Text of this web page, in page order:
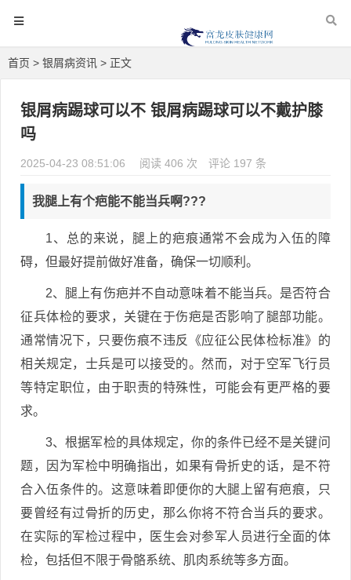
首页 > 银屑病资讯 > 正文
银屑病踢球可以不 银屑病踢球可以不戴护膝
吗
2025-04-23 08:51:06 阅读 406 次 评论 197 条
我腿上有个疤能不能当兵啊???
1、总的来说，腿上的疤痕通常不会成为入伍的障
碍，但最好提前做好准备，确保一切顺利。
2、腿上有伤疤并不自动意味着不能当兵。是否符合
征兵体检的要求，关键在于伤疤是否影响了腿部功能。
通常情况下，只要伤痕不违反《应征公民体检标准》的
相关规定，士兵是可以接受的。然而，对于空军飞行员
等特定职位，由于职责的特殊性，可能会有更严格的要
求。
3、根据军检的具体规定，你的条件已经不是关键问
题，因为军检中明确指出，如果有骨折史的话，是不符
合入伍条件的。这意味着即便你的大腿上留有疤痕，只
要曾经有过骨折的历史，那么你将不符合当兵的要求。
在实际的军检过程中，医生会对参军人员进行全面的体
检，包括但不限于骨骼系统、肌肉系统等多方面。